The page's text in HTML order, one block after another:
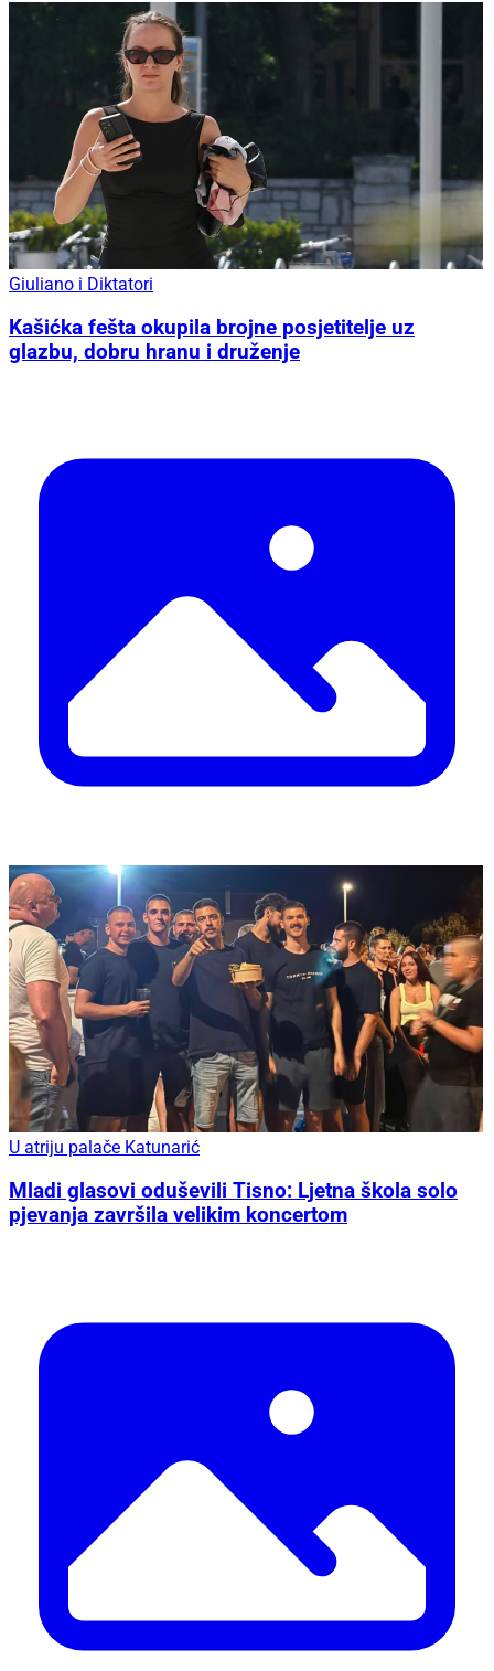
Giuliano i Diktatori
Kašićka fešta okupila brojne posjetitelje uz
glazbu, dobru hranu i druženje
U atriju palače Katunarić
Mladi glasovi oduševili Tisno: Ljetna škola solo
pjevanja završila velikim koncertom